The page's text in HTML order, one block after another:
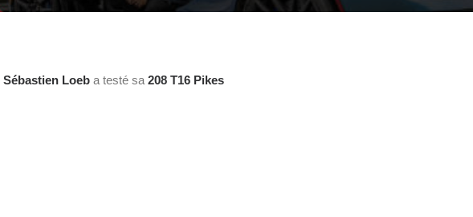
Sébastien Loeb a testé sa 208 T16 Pikes